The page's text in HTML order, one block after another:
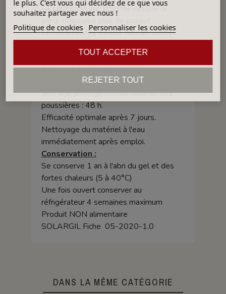
La saturation est atteinte lorsque la
pièce n'absorbe plus de produit
En immersion, 1 minute devrait suffire
tout excédent avant séchage.
Sur les surfaces verticales toujours
appliquer du bas vers le haut.
Séchage protégé de l'humidité et des
poussières : 48 h.
Efficacité optimale après 7 jours.
Nettoyage du matériel à l'eau
immédiatement après emploi.
Conservation :
Se conserve 1 an à l'abri du gel et des
fortes chaleurs (5 à 40°C)
Une fois ouvert conserver au
réfrigérateur 4 semaines maximum
Produit NON alimentaire
SOLARGIL Fiche 05-2020-1.0
DANS LA MÊME CATÉGORIE
le plus. C'est vous qui décidez de ce que vous
souhaitez partager avec nous !
Politique de cookies Personnaliser les cookies
REJETER TOUT
TOUT ACCEPTER